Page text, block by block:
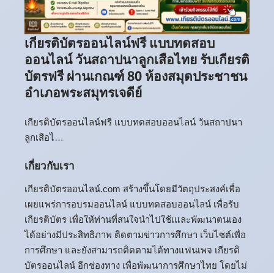
เกียรติบัตรออนไลน์ฟรี แบบทดสอบ
ออนไลน์ วันสถาปนาลูกเสือไทย รับเกียรติ
บัตรฟรี ผ่านเกณฑ์ 80 ห้องสมุดประชาชน
อำเภอพระสมุทรเจดีย์
เกียรติบัตรออนไลน์ฟรี แบบทดสอบออนไลน์ วันสถาปนา
ลูกเสือไ…
เกี่ยวกับเรา
เกียรติบัตรออนไลน์.com สร้างขึ้นโดยมีวัตถุประสงค์เพื่อ
เผยแพร่การอบรมออนไลน์ แบบทดสอบออนไลน์ เพื่อรับ
เกียรติบัตร เพื่อให้ท่านที่สนใจนำไปใช้เและพัฒนาตนเอง
ได้อย่างมีประสิทธิภาพ ติดตามข่าวการศึกษา เว็บไซต์เพื่อ
การศึกษา และยังสามารถติดตามได้ทางแฟนเพจ เกียรติ
บัตรออนไลน์ อีกช่องทาง เพื่อพัฒนาการศึกษาไทย โดยไม่